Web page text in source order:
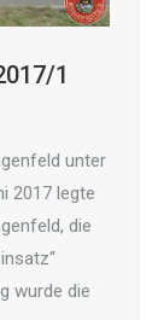
1
unter
2017 legte
die
wurde die